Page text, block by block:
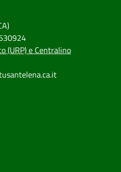
(URP) e Centralino